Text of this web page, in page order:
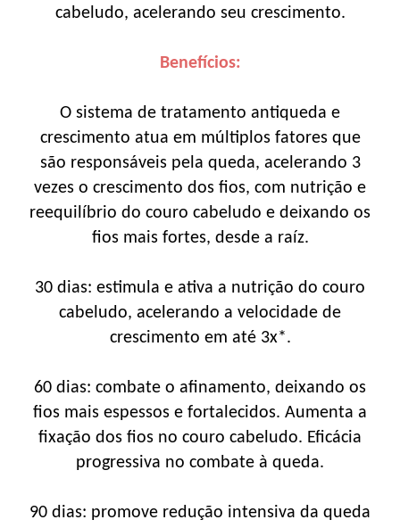
cabeludo, acelerando seu crescimento.
Benefícios:
O sistema de tratamento antiqueda e
crescimento atua em múltiplos fatores que
são responsáveis pela queda, acelerando 3
vezes o crescimento dos fios, com nutrição e
reequilíbrio do couro cabeludo e deixando os
fios mais fortes, desde a raíz.
30 dias: estimula e ativa a nutrição do couro
cabeludo, acelerando a velocidade de
crescimento em até 3x*.
60 dias: combate o afinamento, deixando os
fios mais espessos e fortalecidos. Aumenta a
fixação dos fios no couro cabeludo. Eficácia
progressiva no combate à queda.
90 dias: promove redução intensiva da queda